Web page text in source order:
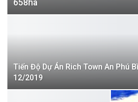
658ha
Tiến Độ Dự Án Rich Town An Phú
12/2019